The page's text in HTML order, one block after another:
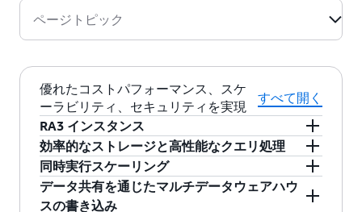
ページトピック
優れたコストパフォーマンス、スケ
ーラビリティ、セキュリティを実現
すべて開く
RA3 インスタンス
RA3 インスタンスは、必要なインスタンスの数
を指定することにより、ストレージとは別にコ
ンピューティングリソースについて支払う柔軟
効率的なストレージと高性能なクエリ処理
列指向ストレージ、データ圧縮、ゾーンのマッ
ピングによって、クエリ実行に必要な I/O の量
同時実行スケーリング
同時実行数の増加に応じて数秒で一時的なキャ
データ共有を通じたマルチデータウェアハウ
スの書き込み